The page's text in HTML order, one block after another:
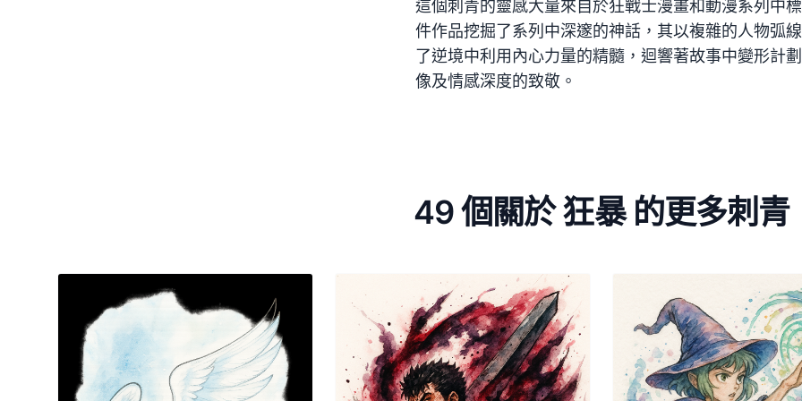
這個刺青的靈感大量來自於狂戰士漫畫和動漫系列中
件作品挖掘了系列中深邃的神話，其以複雜的人物弧
了逆境中利用內心力量的精髓，迴響著故事中變形計
像及情感深度的致敬。
49 個關於 狂暴 的更多刺青